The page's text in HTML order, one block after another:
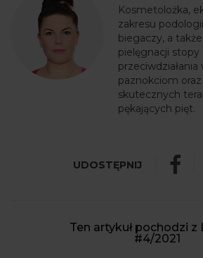
Kosmetolożka,
zakresu
biegaczy, a
pielęgnacji stopy
paznokciom oraz
skutecznych
pękających pięt.
Ten artykuł pochodzi z
#4/2021